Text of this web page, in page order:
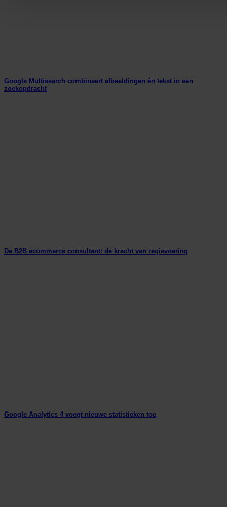
Google Multisearch combineert afbeeldingen én tekst in een
zoekopdracht
De B2B ecommerce consultant: de kracht van regievoering
Google Analytics 4 voegt nieuwe statistieken toe